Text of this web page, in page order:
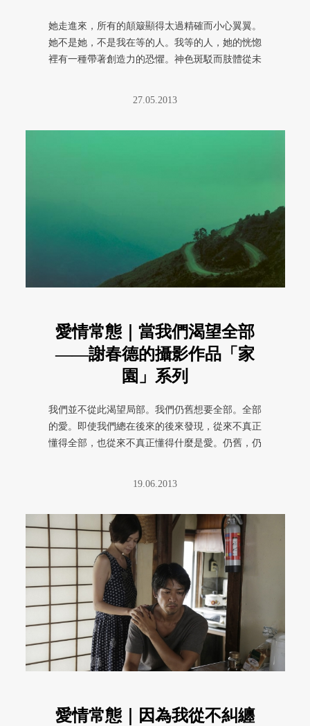
她走進來，所有的顛簸顯得太過精確而小心翼翼。
她不是她，不是我在等的人。我等的人，她的恍惚
裡有一種帶著創造力的恐懼。神色斑駁而肢體從未
27.05.2013
愛情常態｜當我們渴望全部
——謝春德的攝影作品「家
園」系列
我們並不從此渴望局部。我們仍舊想要全部。全部
的愛。即使我們總在後來的後來發現，從來不真正
懂得全部，也從來不真正懂得什麼是愛。仍舊，仍
19.06.2013
愛情常態｜因為我從不糾纏